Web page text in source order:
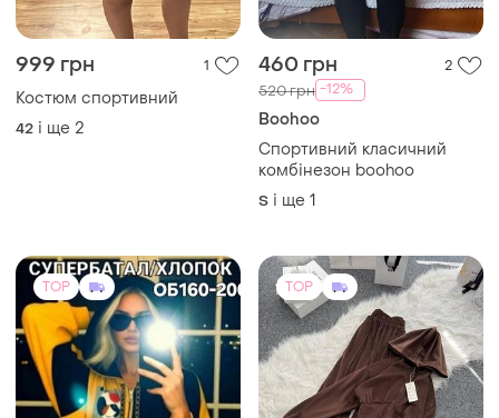
999 грн 1
Костюм спортивний
42 і ще 2
460 грн 2
520 грн -12%
Boohoo
Спортивний класичний
комбінезон boohoo
S і ще 1
TOP TOP